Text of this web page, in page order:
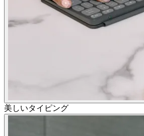
美しいタイピング